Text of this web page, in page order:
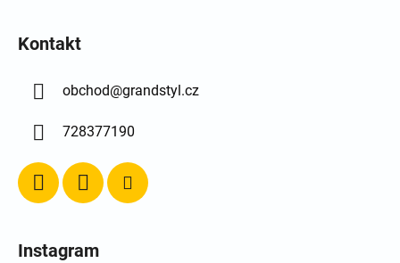
Kontakt
obchod@grandstyl.cz
728377190
Instagram